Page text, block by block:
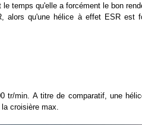
temps qu'elle a forcément le bon
alors qu'une hélice à effet ESR est
tr/min. A titre de comparatif, une
la croisière max.